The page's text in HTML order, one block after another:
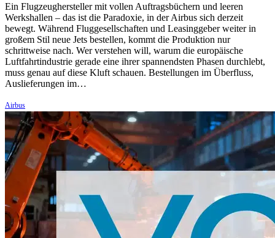
Ein Flugzeughersteller mit vollen Auftragsbüchern und leeren
Werkshallen – das ist die Paradoxie, in der Airbus sich derzeit
bewegt. Während Fluggesellschaften und Leasinggeber weiter in
großem Stil neue Jets bestellen, kommt die Produktion nur
schrittweise nach. Wer verstehen will, warum die europäische
Luftfahrtindustrie gerade eine ihrer spannendsten Phasen durchlebt,
muss genau auf diese Kluft schauen. Bestellungen im Überfluss,
Auslieferungen im…
Airbus